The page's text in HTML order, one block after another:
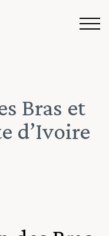
Bras et
d’Ivoire